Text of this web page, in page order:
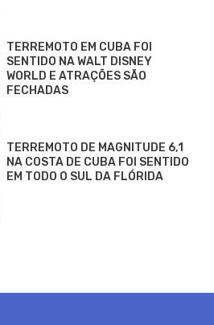
TERREMOTO EM CUBA FOI
SENTIDO NA WALT DISNEY
WORLD E ATRAÇÕES SÃO
FECHADAS
TERREMOTO DE MAGNITUDE 6,1
NA COSTA DE CUBA FOI SENTIDO
EM TODO O SUL DA FLÓRIDA